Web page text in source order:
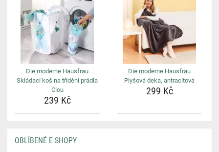
Die moderne Hausfrau
Skládací koš na třídění prádla
Clou
239 Kč
Die moderne Hausfrau
Plyšová deka, antracitová
299 Kč
OBLÍBENÉ E-SHOPY